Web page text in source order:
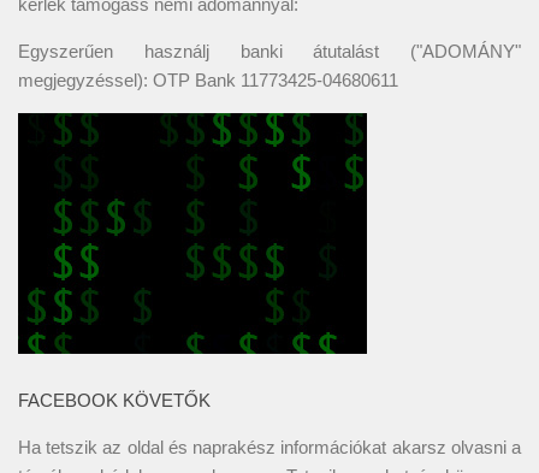
kérlek támogass némi adománnyal:
Egyszerűen használj banki átutalást ("ADOMÁNY"
megjegyzéssel): OTP Bank 11773425-04680611
FACEBOOK KÖVETŐK
Ha tetszik az oldal és naprakész információkat akarsz olvasni a